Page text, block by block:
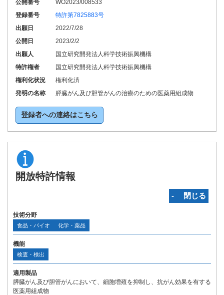
公開番号
WO2023/008533
登録番号
特許第7825883号
出願日
2022/7/28
公開日
2023/2/2
出願人
国立研究開発法人科学技術振興機構
特許権者
国立研究開発法人科学技術振興機構
権利化状況
権利化済
発明の名称
膵臓がん及び胆管がんの治療のための医薬用組成物
登録者への連絡はこちら
開放特許情報
‐ 閉じる
技術分野
食品・バイオ 化学・薬品
機能
検査・検出
適用製品
膵臓がん及び胆管がんにおいて、細胞増殖を抑制し、抗がん効果を有する
医薬用組成物